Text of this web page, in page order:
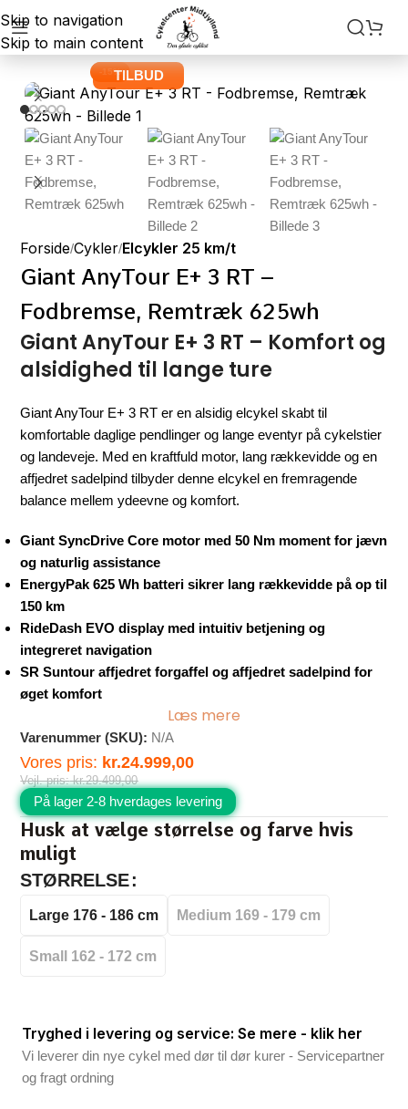
Skip to navigation
Skip to main content
Forside Cykler Elcykler 25 km/t
TILBUD
-15%
Giant AnyTour E+ 3 RT –
Fodbremse, Remtræk 625wh
Giant AnyTour E+ 3 RT – Komfort og
alsidighed til lange ture
Giant AnyTour E+ 3 RT er en alsidig elcykel skabt til
komfortable daglige pendlinger og lange eventyr på cykelstier
og landeveje. Med en kraftfuld motor, lang rækkevidde og en
affjedret sadelpind tilbyder denne elcykel en fremragende
balance mellem ydeevne og komfort.
Giant SyncDrive Core motor med 50 Nm moment for jævn
og naturlig assistance
EnergyPak 625 Wh batteri sikrer lang rækkevidde på op til
150 km
RideDash EVO display med intuitiv betjening og
integreret navigation
SR Suntour affjedret forgaffel og affjedret sadelpind for
øget komfort
Læs mere
Varenummer (SKU): N/A
Vejl. pris: kr.29.499,00
Vores pris: kr.24.999,00
På lager 2-8 hverdages levering
Husk at vælge størrelse og farve hvis
muligt
STØRRELSE
Large 176 - 186 cm Medium 169 - 179 cm
Small 162 - 172 cm
Tryghed i levering og service: Se mere - klik her
Vi leverer din nye cykel med dør til dør kurer - Servicepartner
og fragt ordning